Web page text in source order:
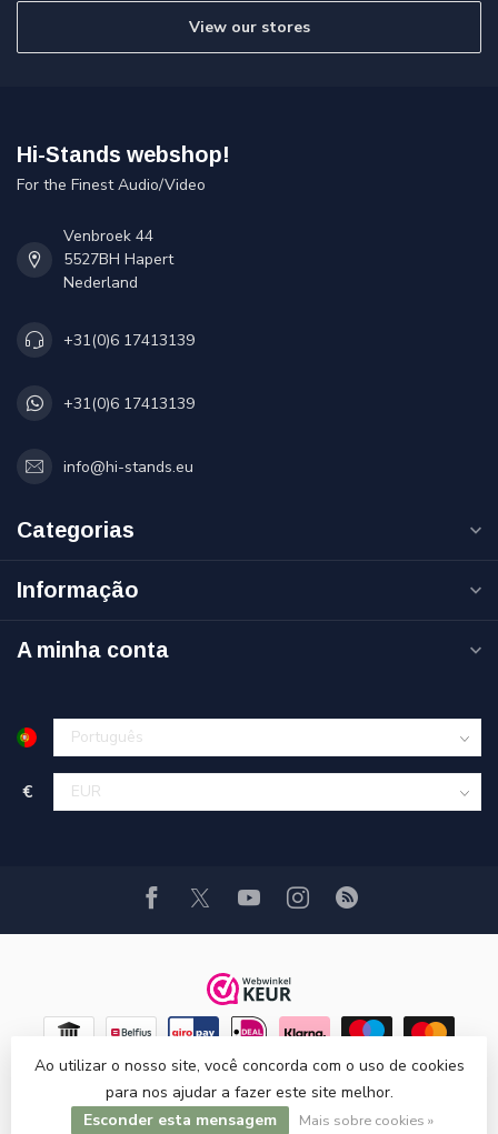
View our stores
Hi-Stands webshop!
For the Finest Audio/Video
Venbroek 44
5527BH Hapert
Nederland
+31(0)6 17413139
+31(0)6 17413139
info@hi-stands.eu
Categorias
Informação
A minha conta
€
© Copyright 2026 Hi-Stands webshop!
Ao utilizar o nosso site, você concorda com o uso de cookies
para nos ajudar a fazer este site melhor.
Esconder esta mensagem
Mais sobre cookies »